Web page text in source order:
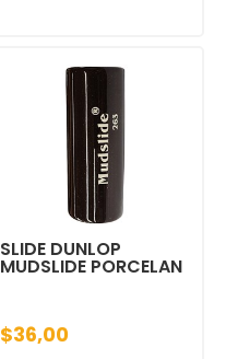
SLIDE DUNLOP
MUDSLIDE PORCELAN
$36,00